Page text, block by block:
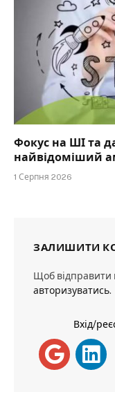
Фокус на ШІ та
найвідоміший
1 Серпня 2026
ЗАЛИШИТИ
Щоб відправити
авторизуватись.
Вхід/